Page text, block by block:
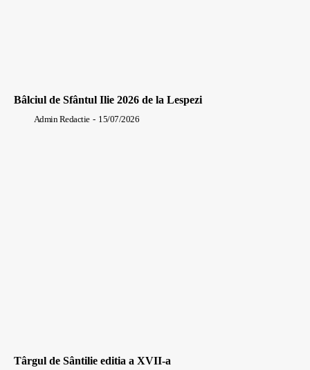
Bâlciul de Sfântul Ilie 2026 de la Lespezi
Admin Redactie - 15/07/2026
Târgul de Sântilie editia a XVII-a